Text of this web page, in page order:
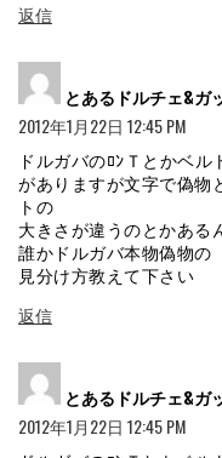
返信
とあるドルチェ&ガ
2012年1月22日 12:45 PM
ドルガバのﾛﾝＴとかベ
がありますが文字で偽物
トの
大きさが違うのとかある
誰かドルガバ本物偽物の
見分け方教えて下さい
返信
とあるドルチェ&ガ
2012年1月22日 12:45 PM